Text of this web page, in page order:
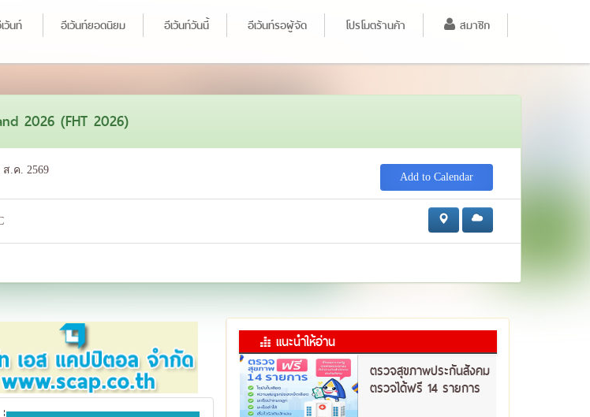
ว้นท์ อีเว้นท์ยอดนิยม อีเว้นท์วันนี้ อีเว้นท์รอผู้จัด โปรโมตร้านค้า สมาชิก
2026 (FHT 2026)
ส.ค. 2569
Add to Calendar
แนะนำให้อ่าน
ตรวจสุขภาพประกันสังคม
ตรวจได้ฟรี 14 รายการ